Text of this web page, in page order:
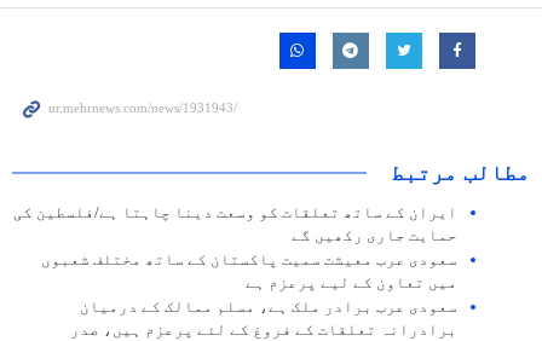
مطالب مرتبط
ایران کے ساتھ تعلقات کو وسعت دینا چاہتا ہے/فلسطین کی
حمایت جاری رکھیں گے
سعودی عرب معیشت سمیت پاکستان کے ساتھ مختلف شعبوں
میں تعاون کے لیے پرعزم ہے
سعودی عرب برادر ملک ہے، مسلم ممالک کے درمیان
برادرانہ تعلقات کے فروغ کے لئے پرعزم ہیں، صدر